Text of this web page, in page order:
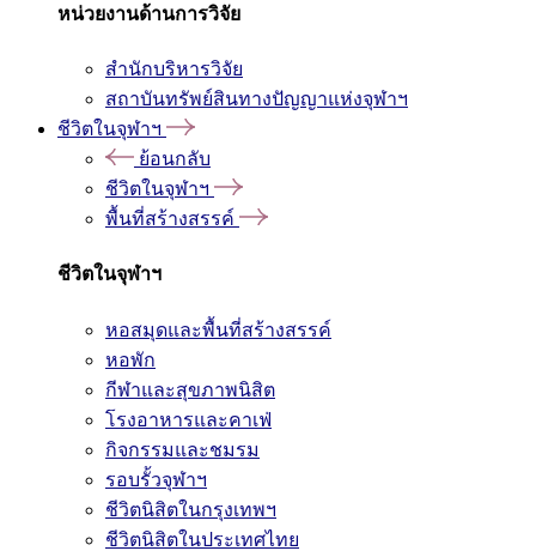
หน่วยงานด้านการวิจัย
สำนักบริหารวิจัย
สถาบันทรัพย์สินทางปัญญาแห่งจุฬาฯ
ชีวิตในจุฬาฯ
ย้อนกลับ
ชีวิตในจุฬาฯ
พื้นที่สร้างสรรค์
ชีวิตในจุฬาฯ
หอสมุดและพื้นที่สร้างสรรค์
หอพัก
กีฬาและสุขภาพนิสิต
โรงอาหารและคาเฟ่
กิจกรรมและชมรม
รอบรั้วจุฬาฯ
ชีวิตนิสิตในกรุงเทพฯ
ชีวิตนิสิตในประเทศไทย